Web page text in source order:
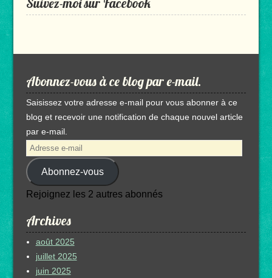
Abonnez-vous à ce blog par e-mail.
Saisissez votre adresse e-mail pour vous abonner à ce
blog et recevoir une notification de chaque nouvel article
par e-mail.
Adresse
e-
mail Abonnez-vous
Rejoignez les 2 autres abonnés
Archives
août 2025
juillet 2025
juin 2025